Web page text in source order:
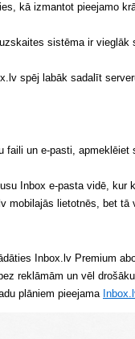
kā izmantot pieejamo
sistēma ir vieglāk
spēj labāk sadalīt
faili un e-pasti,
Inbox e-pasta vidē, kur
mobilajās lietotnēs, bet tā
Inbox.lv Premium
reklāmām un vēl
plāniem pieejama